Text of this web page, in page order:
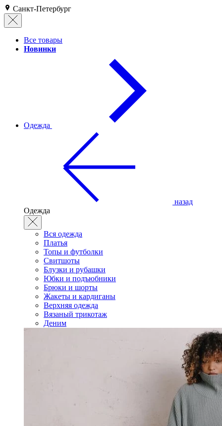
Санкт-Петербург
Все товары
Новинки
Одежда
назад
Одежда
Вся одежда
Платья
Топы и футболки
Свитшоты
Блузки и рубашки
Юбки и подъюбники
Брюки и шорты
Жакеты и кардиганы
Верхняя одежда
Вязаный трикотаж
Деним